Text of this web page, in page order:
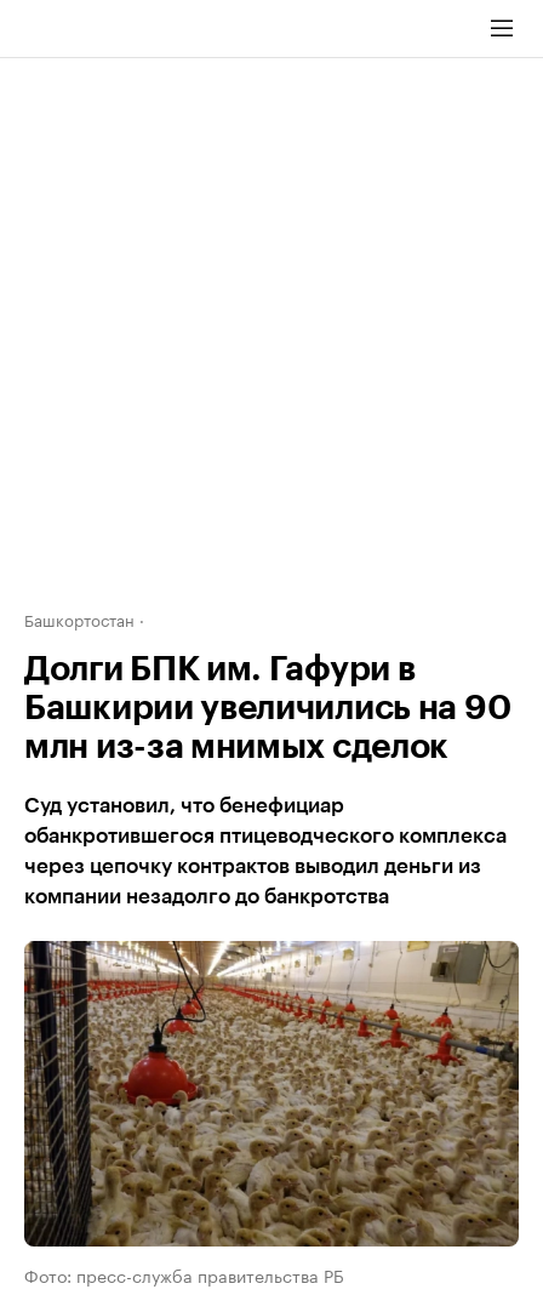
Башкортостан
Долги БПК им. Гафури в
Башкирии увеличились на 90
млн из-за мнимых сделок
Суд установил, что бенефициар
обанкротившегося птицеводческого комплекса
через цепочку контрактов выводил деньги из
компании незадолго до банкротства
Фото: пресс-служба правительства РБ